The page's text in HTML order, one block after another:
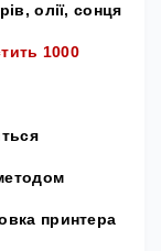
олії, сонця
1000
принтера